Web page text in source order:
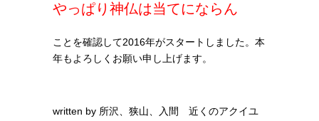
やっぱり神仏は当てにならん
ことを確認して2016年がスタートしました。 本
年もよろしくお願い申し上げます。
written by 所沢、狭山、入間 近くのアクイユ